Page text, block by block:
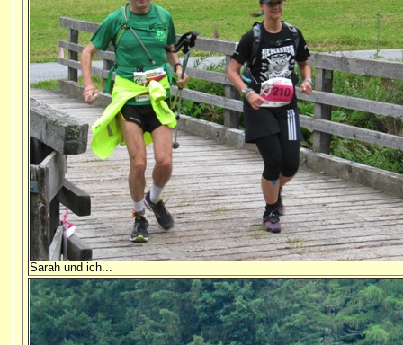
Sarah und ich...